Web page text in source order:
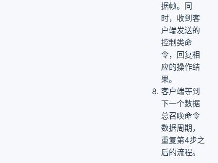
据帧。同
时，收到客
户端发送的
控制类命
令，回复相
应的操作结
果。
客户端等到
下一个数据
总召唤命令
数据周期，
重复第4步之
后的流程。